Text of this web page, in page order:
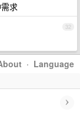
求
32
· Language
›